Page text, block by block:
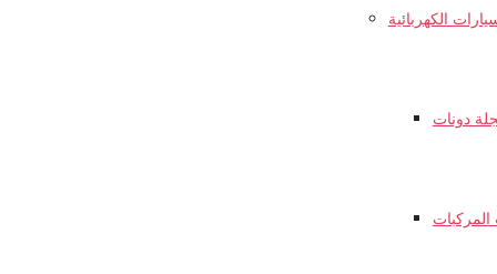
الكهربائية
دونات